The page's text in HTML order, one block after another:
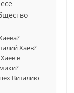
Хаев?
в
Виталию